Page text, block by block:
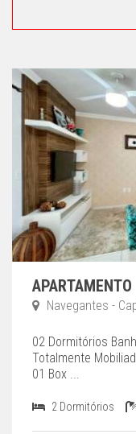
APARTAMENTO
Navegantes -
02 Dormitórios
Totalmente
01 Box ...
2 Dormitórios